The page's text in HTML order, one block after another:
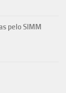
pelo SIMM